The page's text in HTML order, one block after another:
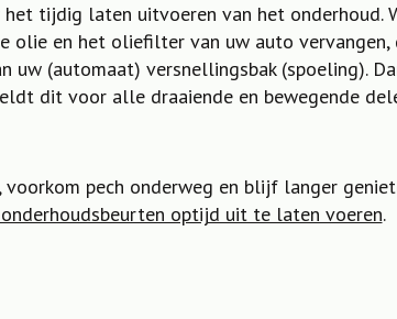
het tijdig laten uitvoeren van het onderhoud.
olie en het oliefilter van uw auto
uw (automaat) versnellingsbak (spoeling).
dit voor alle draaiende en bewegende
voorkom pech onderweg en blijf langer
optijd uit te laten voeren.